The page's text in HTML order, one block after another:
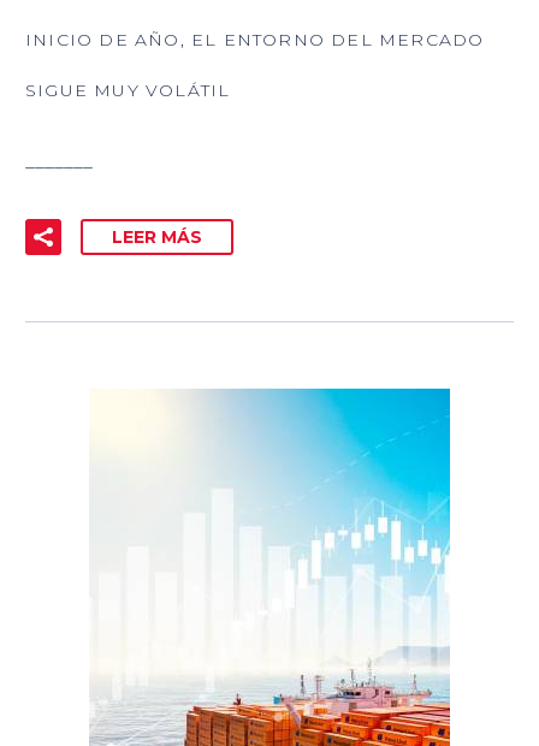
INICIO DE AÑO, EL ENTORNO DEL MERCADO
SIGUE MUY VOLÁTIL
LEER MÁS